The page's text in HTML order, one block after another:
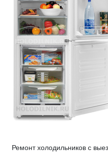
Ремонт холодильников с